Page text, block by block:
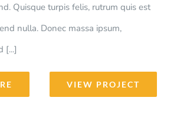
Quisque turpis felis, rutrum quis est
nulla. Donec massa ipsum,
[...]
VIEW PROJECT